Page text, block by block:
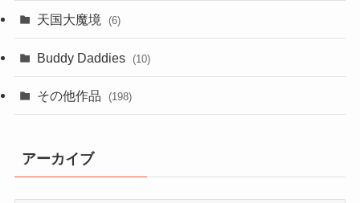
天国大魔境 (6)
Buddy Daddies (10)
その他作品 (198)
アーカイブ